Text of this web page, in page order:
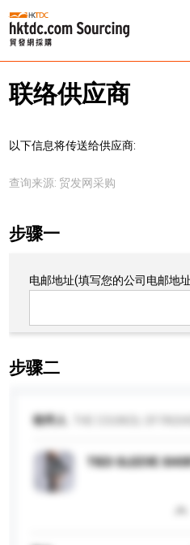
联络供应商
以下信息将传送给供应商:
查询来源: 贸发网采购
步骤一
电邮地址(填写您的公司电邮地
步骤二
收件人
TIED SLEEVE